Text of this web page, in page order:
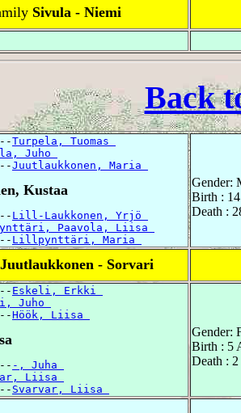
Sivula - Niemi
Back
Turpela, Tuomas
Juho
Juutlaukkonen, Maria
Kustaa
Lill-Laukkonen, Yrjö
Paavola, Liisa
Lillpynttäri, Maria
Gender:
Birth :
Death :
Juutlaukkonen - Sorvari
Eskeli, Erkki
Juho
Höök, Liisa
-, Juha
Liisa
Svarvar, Liisa
Gender:
Birth : 5
Death :